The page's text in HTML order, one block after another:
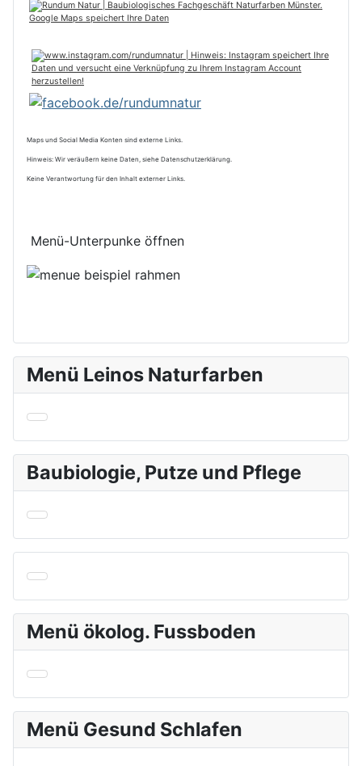
Maps und Social Media Konten sind externe Links.
Hinweis: Wir veräußern keine Daten, siehe Datenschutzerklärung.
Keine Verantwortung für den Inhalt externer Links.
Menü-Unterpunke öffnen
Menü Leinos Naturfarben
Baubiologie, Putze und Pflege
Menü ökolog. Fussboden
Menü Gesund Schlafen